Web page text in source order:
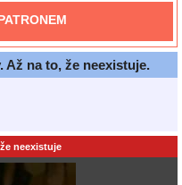
Až na to, že neexistuje.
neexistuje